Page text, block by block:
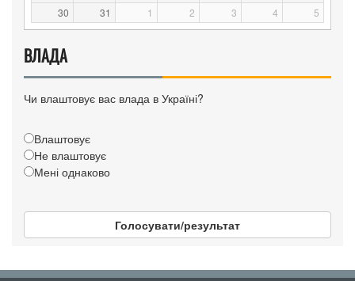
30
31 1 2 3 4 5
ВЛАДА
Чи влаштовує вас влада в Україні?
Влаштовує
Не влаштовує
Мені однаково
Голосувати/результат